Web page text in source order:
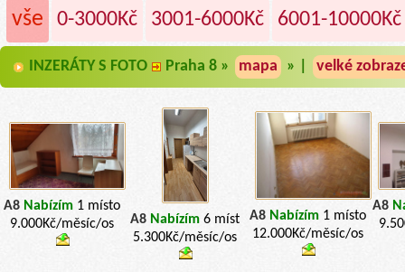
vše 0-3000Kč 3001-6000Kč 6001-10000Kč
INZERÁTY S FOTO Praha 8 » mapa » | velké
A8 Nabízím 1 místo
9.000Kč/měsíc/os
A8 Nabízím 6 míst
5.300Kč/měsíc/os
A8 Nabízím 1 místo
12.000Kč/měsíc/os
A8